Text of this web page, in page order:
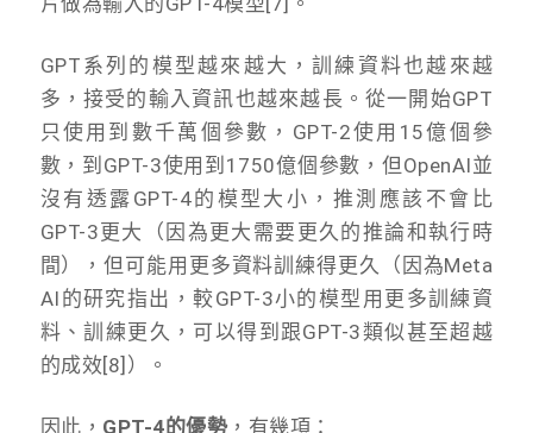
GPT系列的模型越來越大，訓練資料也越來越
多，接受的輸入資訊也越來越長。從一開始GPT
只使用到數千萬個參數，GPT-2使用15億個參
數，到GPT-3使用到1750億個參數，但OpenAI並
沒有透露GPT-4的模型大小，推測應該不會比
GPT-3更大（因為更大需要更久的推論和執行時
間），但可能用更多資料訓練得更久（因為Meta
AI的研究指出，較GPT-3小的模型用更多訓練資
料、訓練更久，可以得到跟GPT-3類似甚至超越
的成效[8]）。
因此， GPT-4的優勢，有幾項：